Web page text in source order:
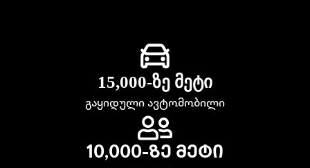
15,000-ზე მეტი
გაყიდული ავტომობილი
10,000-ზე მეტი